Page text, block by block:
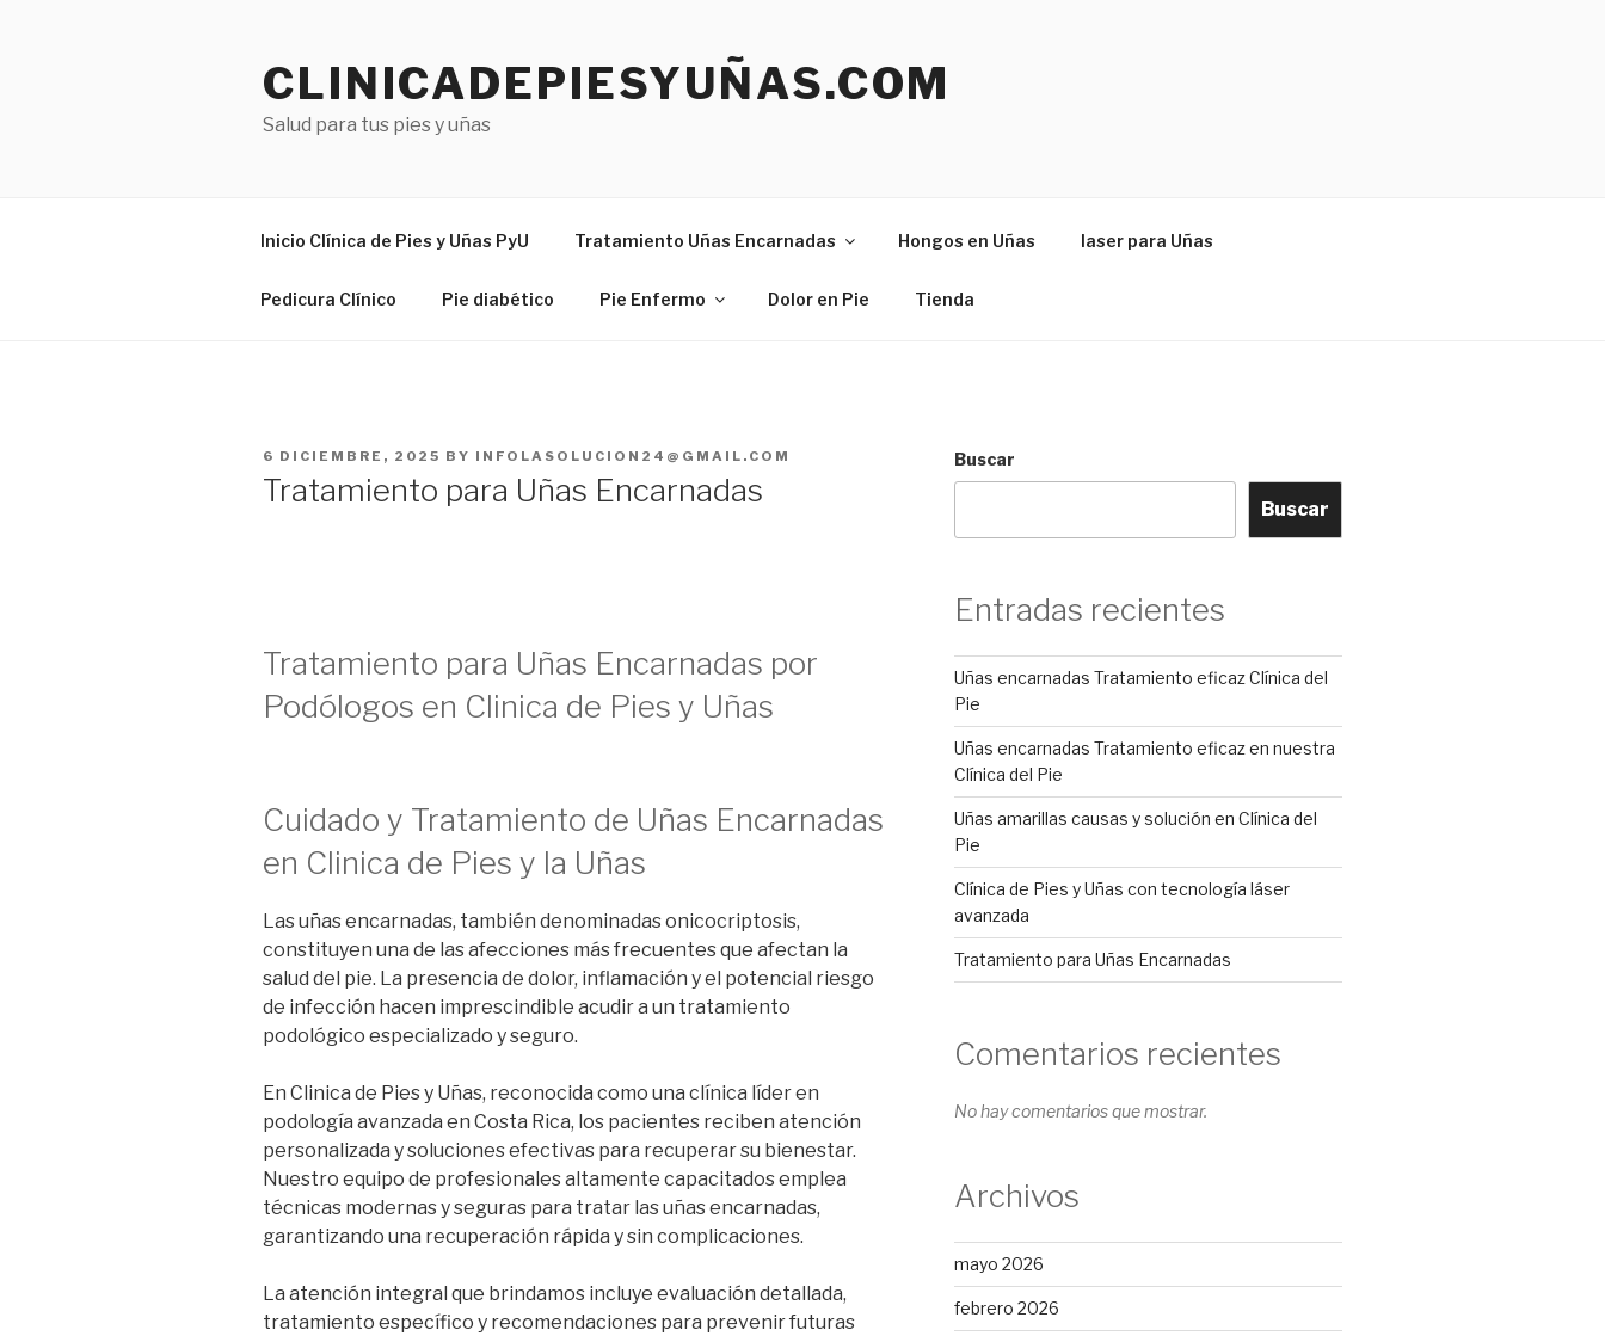
CLINICADEPIESYUÑAS.COM
Salud para tus pies y uñas
Inicio Clínica de Pies y Uñas PyU Tratamiento Uñas Encarnadas Hongos en Uñas laser para Uñas
Pedicura Clínico Pie diabético Pie Enfermo Dolor en Pie Tienda
POSTED
6 DICIEMBRE, 2025 BY INFOLASOLUCION24@GMAIL.COM
Tratamiento para Uñas Encarnadas
Tratamiento para Uñas Encarnadas por
Podólogos en Clinica de Pies y Uñas
Cuidado y Tratamiento de Uñas Encarnadas
en Clinica de Pies y la Uñas
Las uñas encarnadas, también denominadas onicocriptosis,
constituyen una de las afecciones más frecuentes que afectan la
salud del pie. La presencia de dolor, inflamación y el potencial riesgo
de infección hacen imprescindible acudir a un tratamiento
podológico especializado y seguro.
En Clinica de Pies y Uñas, reconocida como una clínica líder en
podología avanzada en Costa Rica, los pacientes reciben atención
personalizada y soluciones efectivas para recuperar su bienestar.
Nuestro equipo de profesionales altamente capacitados emplea
técnicas modernas y seguras para tratar las uñas encarnadas,
garantizando una recuperación rápida y sin complicaciones.
La atención integral que brindamos incluye evaluación detallada,
tratamiento específico y recomendaciones para prevenir futuras
Buscar
Buscar
Entradas recientes
Uñas encarnadas Tratamiento eficaz Clínica del
Pie
Uñas encarnadas Tratamiento eficaz en nuestra
Clínica del Pie
Uñas amarillas causas y solución en Clínica del
Pie
Clínica de Pies y Uñas con tecnología láser
avanzada
Tratamiento para Uñas Encarnadas
Comentarios recientes
No hay comentarios que mostrar.
Archivos
mayo 2026
febrero 2026